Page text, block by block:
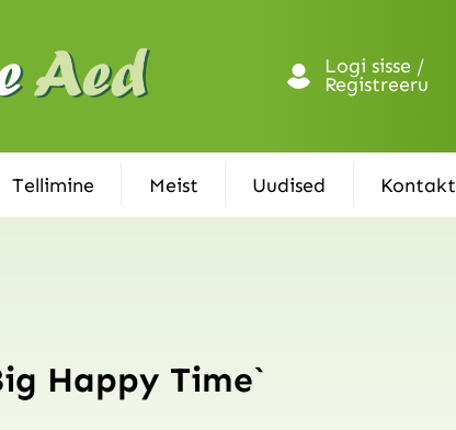
Logi sisse /
Registreeru
Tellimine Meist Uudised Kontakt
Happy Time`